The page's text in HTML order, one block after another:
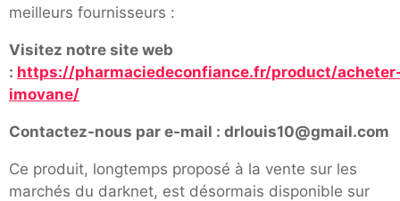
meilleurs fournisseurs :
Visitez notre site web
: https://pharmaciedeconfiance.fr/product/
imovane/
Contactez-nous par e-mail : drlouis10@gmail.com
Ce produit, longtemps proposé à la vente sur les
marchés du darknet, est désormais disponible sur